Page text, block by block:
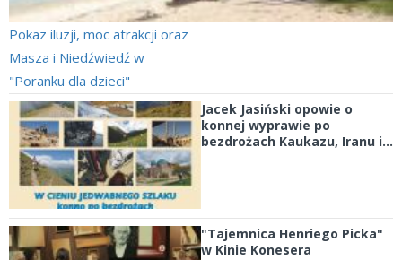
Pokaz iluzji, moc atrakcji oraz
Masza i Niedźwiedź w
"Poranku dla dzieci"
Jacek Jasiński opowie o
konnej wyprawie po
bezdrożach Kaukazu, Iranu i...
"Tajemnica Henriego Picka"
w Kinie Konesera